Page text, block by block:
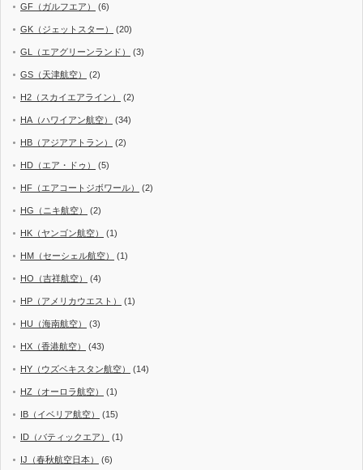
GF（ガルフエア） (6)
GK（ジェットスター） (20)
GL（エアグリーンランド） (3)
GS（天津航空） (2)
H2（スカイエアライン） (2)
HA（ハワイアン航空） (34)
HB（アジアアトラン） (2)
HD（エア・ドゥ） (5)
HF（エアコートジボワール） (2)
HG（ニキ航空） (2)
HK（ヤンゴン航空） (1)
HM（セーシェル航空） (1)
HO（吉祥航空） (4)
HP（アメリカウエスト） (1)
HU（海南航空） (3)
HX（香港航空） (43)
HY（ウズベキスタン航空） (14)
HZ（オーロラ航空） (1)
IB（イベリア航空） (15)
ID（バティックエア） (1)
IJ（春秋航空日本） (6)